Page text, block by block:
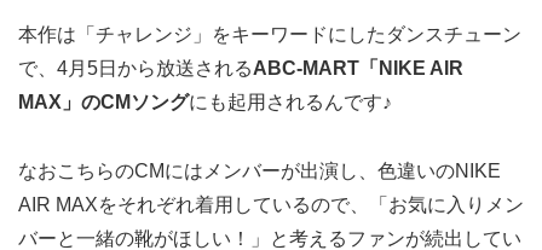
本作は「チャレンジ」をキーワードにしたダンスチューン
で、4月5日から放送されるABC-MART「NIKE AIR
MAX」のCMソングにも起用されるんです♪
なおこちらのCMにはメンバーが出演し、色違いのNIKE
AIR MAXをそれぞれ着用しているので、「お気に入りメン
バーと一緒の靴がほしい！」と考えるファンが続出してい